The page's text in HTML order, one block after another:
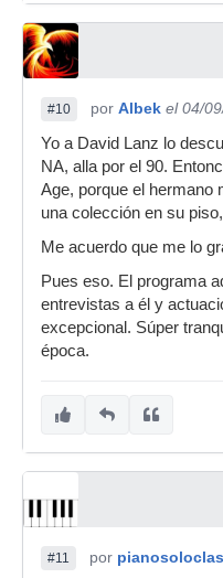
#10 por Albek el 04/
Yo a David Lanz lo
NA, alla por el 90.
Age, porque el hermano
una colección en su
Me acuerdo que me lo
Pues eso. El programa
entrevistas a él y
excepcional. Súper
época.
#11 por